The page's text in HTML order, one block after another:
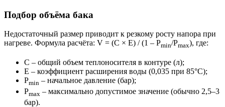
Подбор объёма бака
Недостаточный размер приводит к резкому росту напора при
нагреве. Формула расчёта: V = (C × E) / (1 – Pmin/Pmax), где:
C – общий объем теплоносителя в контуре (л);
E – коэффициент расширения воды (0,035 при 85°C);
Pmin – начальное давление (бар);
Pmax – максимально допустимое значение (обычно 2,5–3
бар).